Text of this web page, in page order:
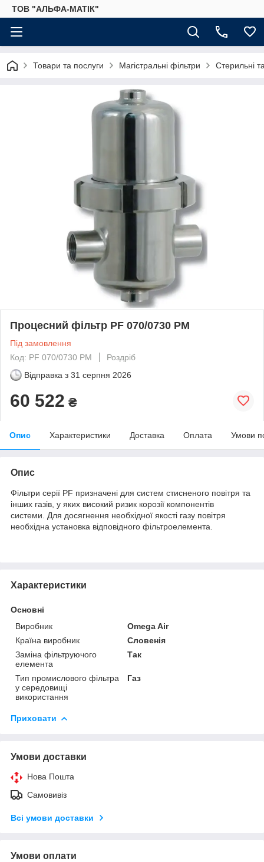
ТОВ "АЛЬФА-МАТІК"
Товари та послуги Магістральні фільтри Стерильні
Процесний фільтр PF 070/0730 PM
Під замовлення
Код: PF 070/0730 PM
Роздріб
Відправка з 31 серпня 2026
60 522 ₴
Опис Характеристики Доставка Оплата Умови
Опис
Фільтри серії PF призначені для систем стисненого повітря та
інших газів, у яких високий ризик корозії компонентів
системи. Для досягнення необхідної якості газу повітря
необхідна установка відповідного фільтроелемента.
Характеристики
Основні
Виробник
Omega Air
Країна виробник
Словенія
Заміна фільтруючого
елемента
Так
Тип промислового фільтра
у середовищі
використання
Газ
Приховати
Умови доставки
Нова Пошта
Самовивіз
Всі умови доставки
Умови оплати